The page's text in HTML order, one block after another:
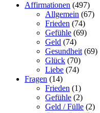
Affirmationen (497)
Allgemein (67)
Frieden (74)
Gefühle (69)
Geld (74)
Gesundheit (69)
Glück (70)
Liebe (74)
Fragen (14)
Frieden (1)
Gefühle (2)
Geld / Fülle (2)